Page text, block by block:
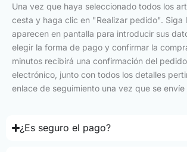
Una vez que haya seleccionado todos los
cesta y haga clic en "Realizar pedido". Siga
aparecen en pantalla para introducir sus
elegir la forma de pago y confirmar la
minutos recibirá una confirmación del
electrónico, junto con todos los detalles
enlace de seguimiento una vez que se
¿Es seguro el pago?